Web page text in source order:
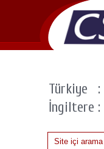
Türkiye :
İngiltere :